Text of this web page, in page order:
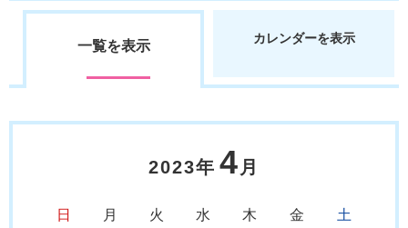
一覧を表示 カレンダーを表示
2023年 4 月
日 月 火 水 木 金 土